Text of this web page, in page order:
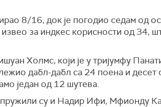
8/16, док је погодио седам од
извео за индкес корисности од 34,
Холмс, који је у тријумфу
дабл-дабл са 24 поена и десет
један од 12 шутева.
пружили су и Надир Ифи, Мфионду